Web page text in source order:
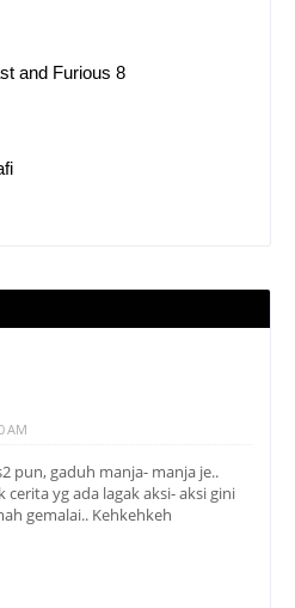
and Furious 8
AM
pun, gaduh manja- manja je..
yg ada lagak aksi- aksi gini
gemalai.. Kehkehkeh